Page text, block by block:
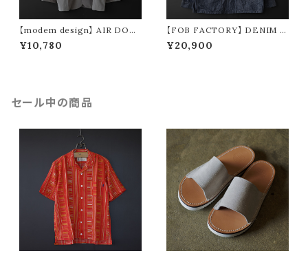
【modem design】 AIR DOTS
tailored jacket (gray)
¥10,780
【FOB FACTORY】 DENIM C
OVER ALL
¥20,900
セール中の商品